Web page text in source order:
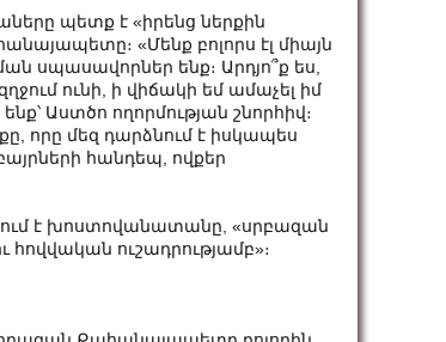
պետք է «իրենց ներքին
«Մենք բոլորս էլ միայն
սպասավորներ ենք։ Արդյո՞ք ես,
ունի, ի վիճակի եմ ամաչել իմ
Աստծո ողորմության շնորհիվ։
որը մեզ դարձնում է իսկապես
հանդեպ, ովքեր
է խոստովանատանը, «սրբազան
հովվական ուշադրությամբ»։